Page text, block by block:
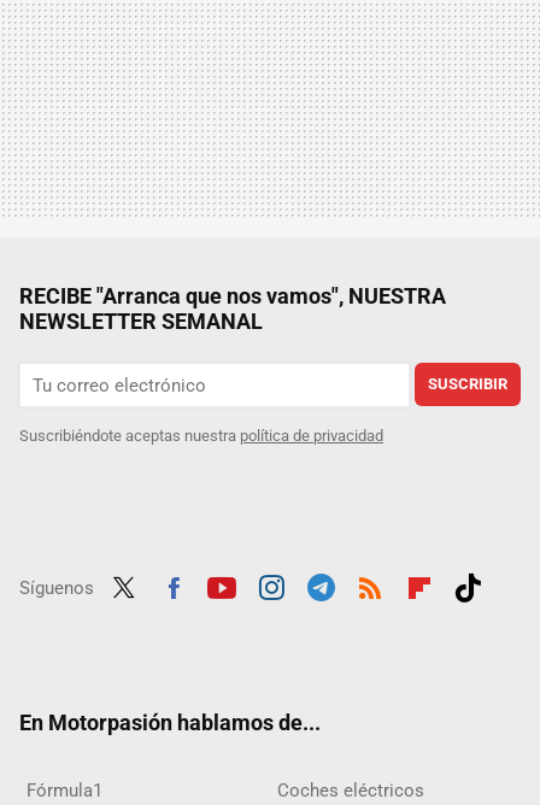
RECIBE "Arranca que nos vamos", NUESTRA
NEWSLETTER SEMANAL
SUSCRIBIR
Suscribiéndote aceptas nuestra política de privacidad
Síguenos
En Motorpasión hablamos de...
Fórmula1 Coches eléctricos